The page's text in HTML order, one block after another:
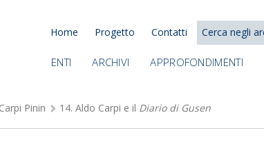
Home Progetto Contatti
ENTI ARCHIVI APPROFONDIMENTI
Carpi Pinin 14. Aldo Carpi e il Diario di Gusen